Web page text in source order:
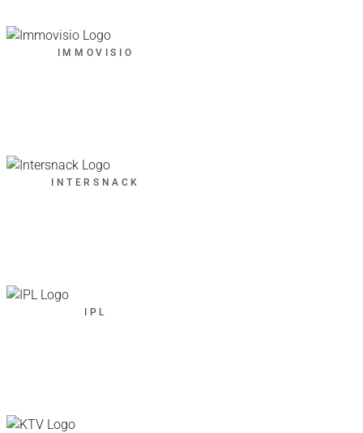
IMMOVISIO
INTERSNACK
IPL